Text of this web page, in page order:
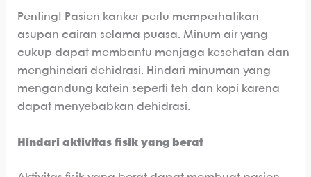
Penting! Pasien kanker perlu memperhatikan
asupan cairan selama puasa. Minum air yang
cukup dapat membantu menjaga kesehatan dan
menghindari dehidrasi. Hindari minuman yang
mengandung kafein seperti teh dan kopi karena
dapat menyebabkan dehidrasi.
Hindari aktivitas fisik yang berat